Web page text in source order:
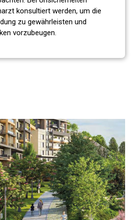
konsultiert werden, um die
zu gewährleisten und
vorzubeugen.